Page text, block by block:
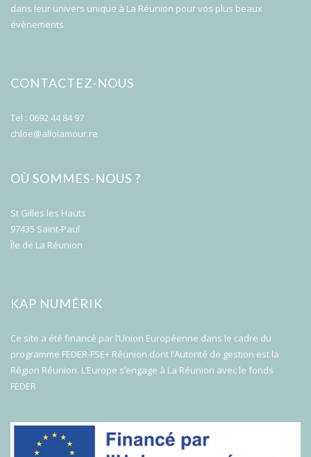
dans leur univers unique à La Réunion pour vos plus beaux
évènements
CONTACTEZ-NOUS
Tel : 0692 44 84 97
chloe@allolamour.re
OÙ SOMMES-NOUS ?
St Gilles les Hauts
97435 Saint-Paul
Île de La Réunion
KAP NUMÉRIK
Ce site a été financé par l’Union Européenne dans le cadre du
programme FEDER-FSE+ Réunion dont l’Autorité de gestion est la
Région Réunion. L’Europe s’engage à La Réunion avec le fonds
FEDER